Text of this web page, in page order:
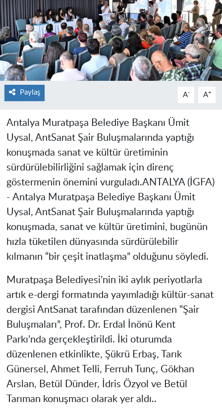
Paylaş A- A+
Antalya Muratpaşa Belediye Başkanı Ümit
Uysal, AntSanat Şair Buluşmalarında yaptığı
konuşmada sanat ve kültür üretiminin
sürdürülebilirliğini sağlamak için direnç
göstermenin önemini vurguladı.ANTALYA (İGFA)
- Antalya Muratpaşa Belediye Başkanı Ümit
Uysal, AntSanat Şair Buluşmalarında yaptığı
konuşmada, sanat ve kültür üretimini, bugünün
hızla tüketilen dünyasında sürdürülebilir
kılmanın “bir çeşit inatlaşma” olduğunu söyledi.
Muratpaşa Belediyesi’nin iki aylık periyotlarla
artık e-dergi formatında yayımladığı kültür-sanat
dergisi AntSanat tarafından düzenlenen “Şair
Buluşmaları”, Prof. Dr. Erdal İnönü Kent
Parkı’nda gerçekleştirildi. İki oturumda
düzenlenen etkinlikte, Şükrü Erbaş, Tarık
Günersel, Ahmet Telli, Ferruh Tunç, Gökhan
Arslan, Betül Dünder, İdris Özyol ve Betül
Tarıman konuşmacı olarak yer aldı..